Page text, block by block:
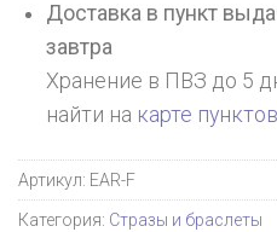
Доставка в пункт
завтра
Хранение в ПВЗ до 5
найти на карте
Артикул: EAR-F
Категория: Стразы и браслеты